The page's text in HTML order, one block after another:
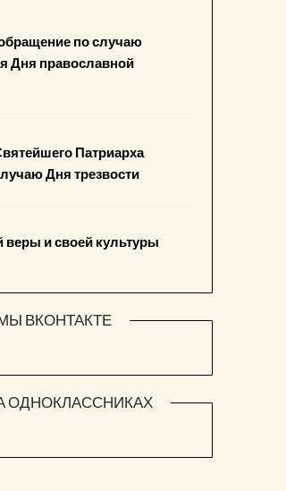
по случаю
Дня православной
Патриарха
Дня трезвости
веры и своей культуры
ВКОНТАКТЕ
ОДНОКЛАССНИКАХ